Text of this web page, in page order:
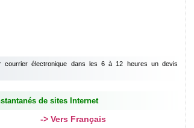
courrier électronique dans les 6 à 12 heures un devis
de sites Internet
-> Vers Français